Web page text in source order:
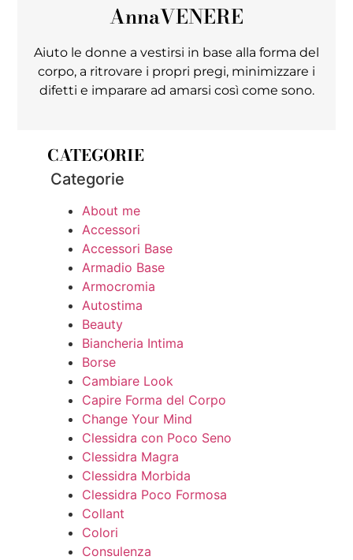
AnnaVENERE
Aiuto le donne a vestirsi in base alla forma del
corpo, a ritrovare i propri pregi, minimizzare i
difetti e imparare ad amarsi così come sono.
CATEGORIE
Categorie
About me
Accessori
Accessori Base
Armadio Base
Armocromia
Autostima
Beauty
Biancheria Intima
Borse
Cambiare Look
Capire Forma del Corpo
Change Your Mind
Clessidra con Poco Seno
Clessidra Magra
Clessidra Morbida
Clessidra Poco Formosa
Collant
Colori
Consulenza